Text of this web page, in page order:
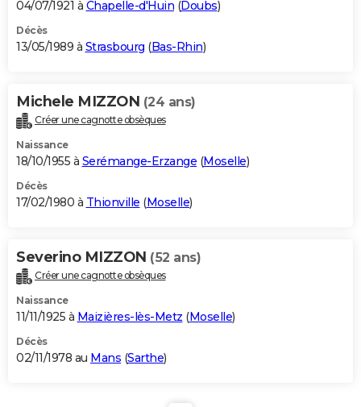
04/07/1921 à Chapelle-d'Huin (Doubs)
Décès
13/05/1989 à Strasbourg (Bas-Rhin)
Michele MIZZON (24 ans)
Créer une cagnotte obsèques
Naissance
18/10/1955 à Serémange-Erzange (Moselle)
Décès
17/02/1980 à Thionville (Moselle)
Severino MIZZON (52 ans)
Créer une cagnotte obsèques
Naissance
11/11/1925 à Maizières-lès-Metz (Moselle)
Décès
02/11/1978 au Mans (Sarthe)